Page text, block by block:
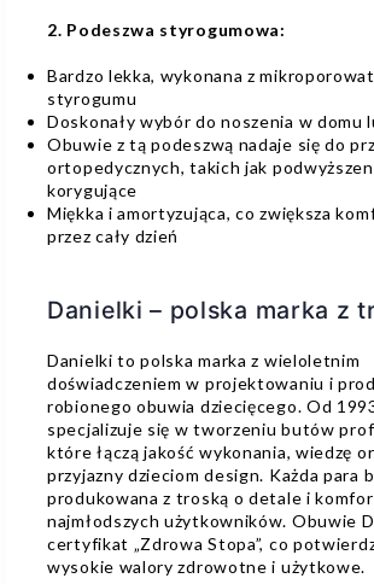
2. Podeszwa styrogumowa:
Bardzo lekka, wykonana z
styrogumu
Doskonały wybór do noszenia w domu
Obuwie z tą podeszwą nadaje się do
ortopedycznych, takich jak
korygujące
Miękka i amortyzująca, co zwiększa
przez cały dzień
Danielki – polska marka z
Danielki to polska marka z wieloletnim
doświadczeniem w projektowaniu i
robionego obuwia dziecięcego. Od
specjalizuje się w tworzeniu butów
które łączą jakość wykonania, wiedzę
przyjazny dzieciom design. Każda para
produkowana z troską o detale i
najmłodszych użytkowników. Obuwie
certyfikat „Zdrowa Stopa”, co
wysokie walory zdrowotne i użytkowe.